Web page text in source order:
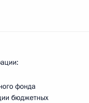
фонда
бюджетных